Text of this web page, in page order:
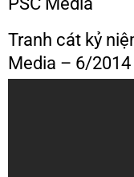
Tranh cát kỷ
Media – 6/2014